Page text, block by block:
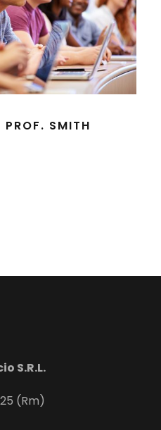
PROF. SMITH
S.R.L.
(Rm)